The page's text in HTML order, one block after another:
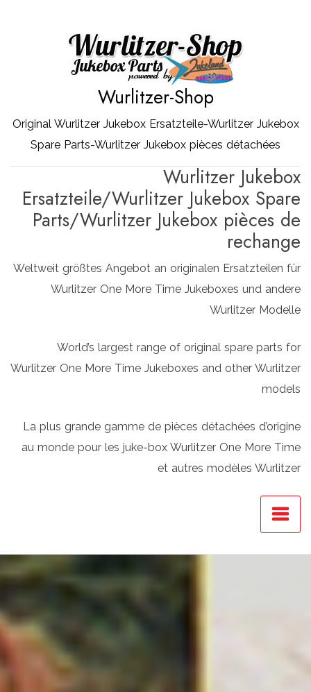
Wurlitzer-Shop
Original Wurlitzer Jukebox Ersatzteile-Wurlitzer Jukebox
Spare Parts-Wurlitzer Jukebox pièces détachées
Wurlitzer Jukebox
Ersatzteile/Wurlitzer Jukebox Spare
Parts/Wurlitzer Jukebox pièces de
rechange
Weltweit größtes Angebot an originalen Ersatzteilen für
Wurlitzer One More Time Jukeboxes und andere
Wurlitzer Modelle
World’s largest range of original spare parts for
Wurlitzer One More Time Jukeboxes and other Wurlitzer
models
La plus grande gamme de pièces détachées d’origine
au monde pour les juke-box Wurlitzer One More Time
et autres modèles Wurlitzer